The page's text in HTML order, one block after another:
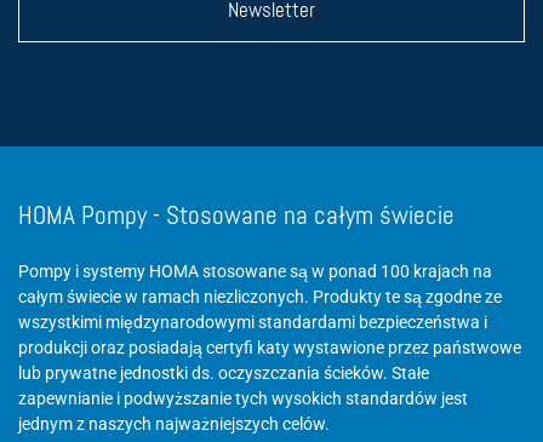
Newsletter
HOMA Pompy - Stosowane na całym świecie
Pompy i systemy HOMA stosowane są w ponad 100 krajach na
całym świecie w ramach niezliczonych. Produkty te są zgodne ze
wszystkimi międzynarodowymi standardami bezpieczeństwa i
produkcji oraz posiadają certyfi katy wystawione przez państwowe
lub prywatne jednostki ds. oczyszczania ścieków. Stałe
zapewnianie i podwyższanie tych wysokich standardów jest
jednym z naszych najważniejszych celów.